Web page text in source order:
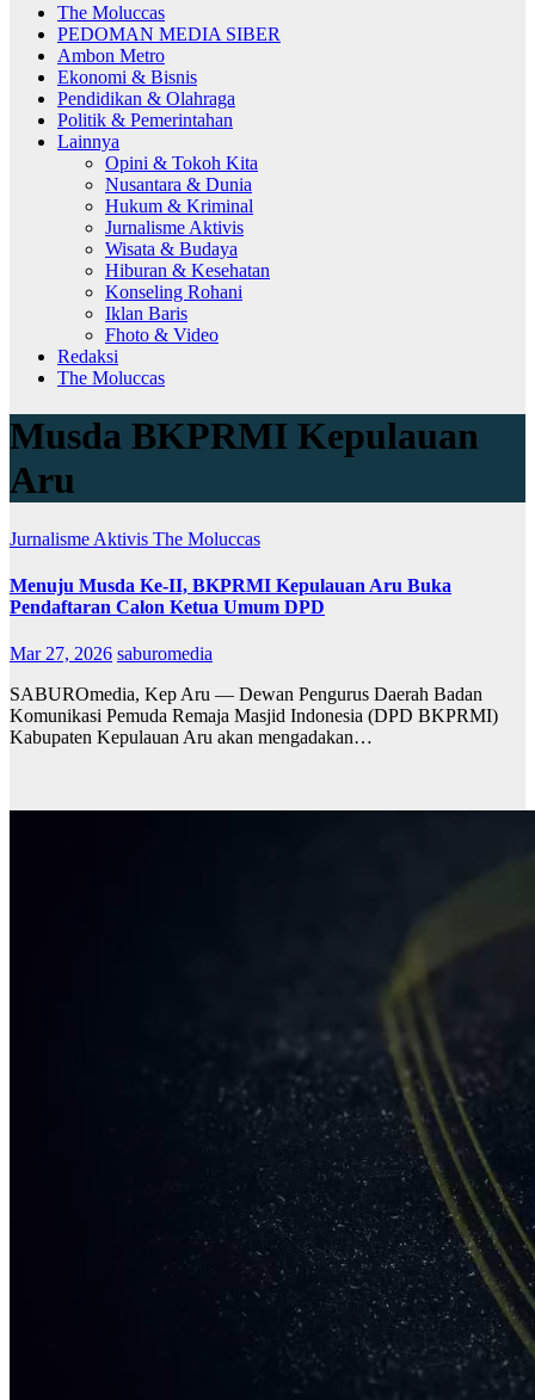
The Moluccas
PEDOMAN MEDIA SIBER
Ambon Metro
Ekonomi & Bisnis
Pendidikan & Olahraga
Politik & Pemerintahan
Lainnya
Opini & Tokoh Kita
Nusantara & Dunia
Hukum & Kriminal
Jurnalisme Aktivis
Wisata & Budaya
Hiburan & Kesehatan
Konseling Rohani
Iklan Baris
Fhoto & Video
Redaksi
The Moluccas
Musda BKPRMI Kepulauan
Aru
Jurnalisme Aktivis The Moluccas
Menuju Musda Ke-II, BKPRMI Kepulauan Aru Buka
Pendaftaran Calon Ketua Umum DPD
Mar 27, 2026 saburomedia
SABUROmedia, Kep Aru — Dewan Pengurus Daerah Badan
Komunikasi Pemuda Remaja Masjid Indonesia (DPD BKPRMI)
Kabupaten Kepulauan Aru akan mengadakan…